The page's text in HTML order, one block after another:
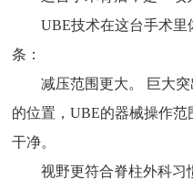
UBE技术在这台手术
条：
减压范围更大。 巨大
的位置，UBE的器械操作
干净。
视野更符合脊柱外科习